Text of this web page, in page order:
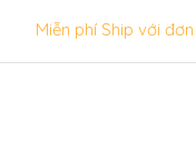
Miễn phí Ship với